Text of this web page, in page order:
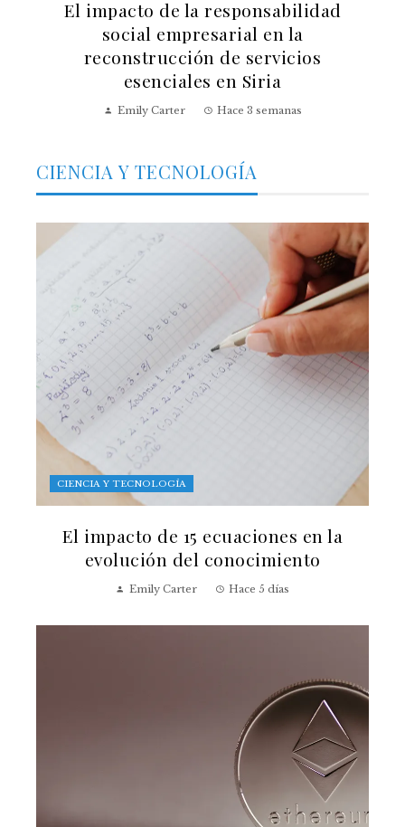
El impacto de la responsabilidad
social empresarial en la
reconstrucción de servicios
esenciales en Siria
Emily Carter Hace 3 semanas
CIENCIA Y TECNOLOGÍA
CIENCIA Y TECNOLOGÍA
El impacto de 15 ecuaciones en la
evolución del conocimiento
Emily Carter Hace 5 días